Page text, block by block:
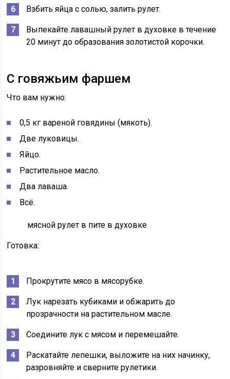
Взбить яйца с солью, залить рулет.
Выпекайте лавашный рулет в духовке в течение
20 минут до образования золотистой корочки.
С говяжьим фаршем
Что вам нужно:
0,5 кг вареной говядины (мякоть).
Две луковицы.
Яйцо.
Растительное масло.
Два лаваша.
Всё.
мясной рулет в пите в духовке
Готовка:
Прокрутите мясо в мясорубке.
Лук нарезать кубиками и обжарить до
прозрачности на растительном масле.
Соедините лук с мясом и перемешайте.
Раскатайте лепешки, выложите на них начинку,
разровняйте и сверните рулетики.